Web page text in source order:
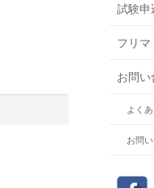
試験申
フリマ
お問い
よく
お問